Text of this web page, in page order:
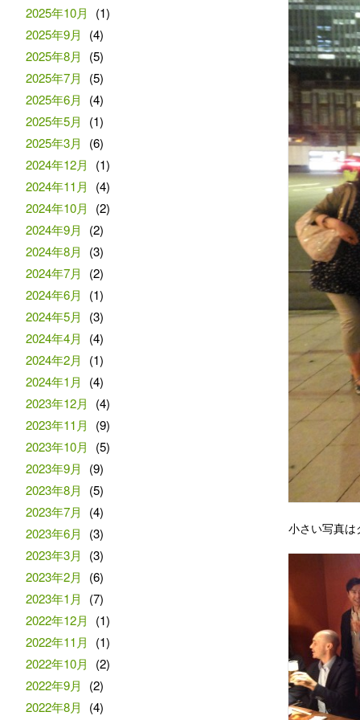
小さい写真
2025年10月
(1)
2025年9月
(4)
2025年8月
(5)
2025年7月
(5)
2025年6月
(4)
2025年5月
(1)
2025年3月
(6)
2024年12月
(1)
2024年11月
(4)
2024年10月
(2)
2024年9月
(2)
2024年8月
(3)
2024年7月
(2)
2024年6月
(1)
2024年5月
(3)
2024年4月
(4)
2024年2月
(1)
2024年1月
(4)
2023年12月
(4)
2023年11月
(9)
2023年10月
(5)
2023年9月
(9)
2023年8月
(5)
2023年7月
(4)
2023年6月
(3)
2023年3月
(3)
2023年2月
(6)
2023年1月
(7)
2022年12月
(1)
2022年11月
(1)
2022年10月
(2)
2022年9月
(2)
2022年8月
(4)